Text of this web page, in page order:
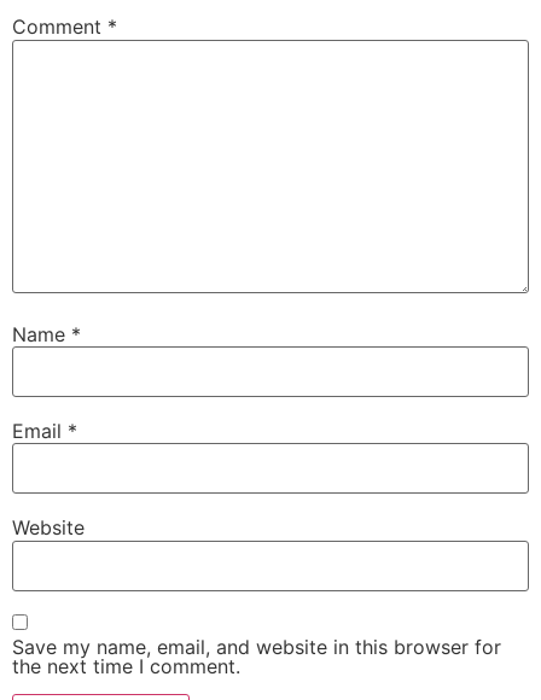
Comment *
Name *
Email *
Website
Save my name, email, and website in this browser for
the next time I comment.